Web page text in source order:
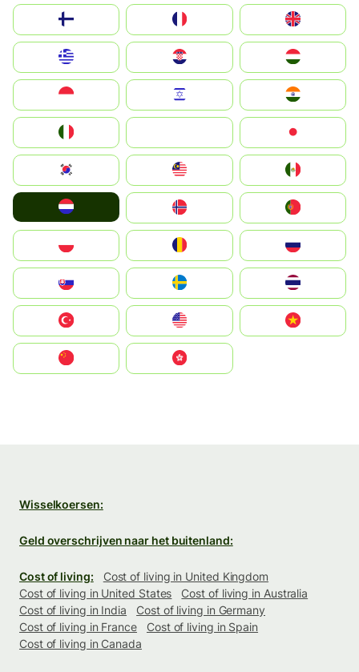
United Kingdom
Magyarország
South Korea
United States
中國香港特別行政區
Wisselkoersen:
Geld overschrijven naar het buitenland:
Cost of living:
Cost of living in United Kingdom
Cost of living in United States
Cost of living in Australia
Cost of living in India
Cost of living in Germany
Cost of living in France
Cost of living in Spain
Cost of living in Canada